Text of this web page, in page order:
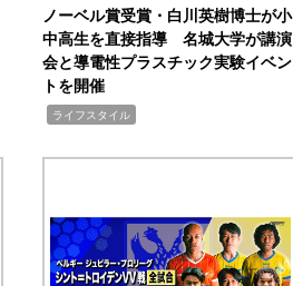
ノーベル賞受賞・白川英樹博士が小
中高生を直接指導 名城大学が講演
会と導電性プラスチック実験イベン
トを開催
ライフスタイル